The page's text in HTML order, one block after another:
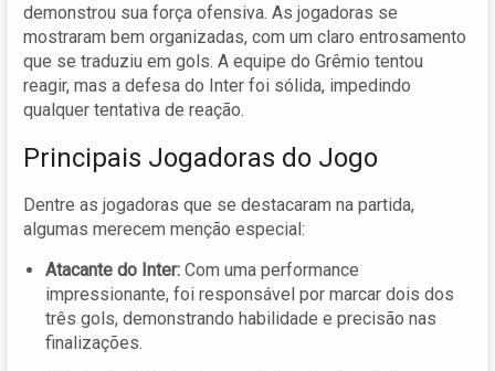
demonstrou sua força ofensiva. As jogadoras se
mostraram bem organizadas, com um claro entrosamento
que se traduziu em gols. A equipe do Grêmio tentou
reagir, mas a defesa do Inter foi sólida, impedindo
qualquer tentativa de reação.
Principais Jogadoras do Jogo
Dentre as jogadoras que se destacaram na partida,
algumas merecem menção especial:
Atacante do Inter: Com uma performance
impressionante, foi responsável por marcar dois dos
três gols, demonstrando habilidade e precisão nas
finalizações.